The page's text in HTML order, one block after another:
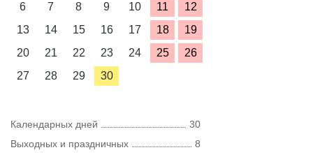
6
7 8 9 10 11
12
13
14 15 16 17 18
19
20
21 22 23 24 25
26
27
28 29 30
Календарных дней
30
Выходных и праздничных
8